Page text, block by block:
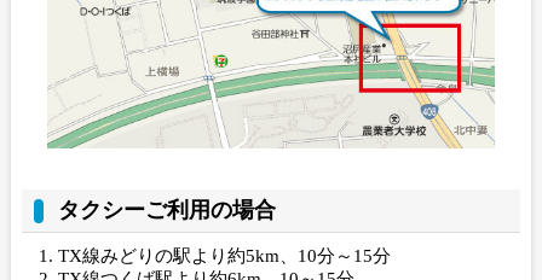
タクシーご利用の場合
TX線みどりの駅より約5km、10分～15分